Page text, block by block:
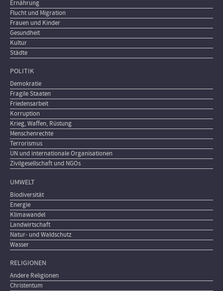
Ernährung
Flucht und Migration
Frauen und Kinder
Gesundheit
Kultur
Städte
POLITIK
Demokratie
Fragile Staaten
Friedensarbeit
Korruption
Krieg, Waffen, Rüstung
Menschenrechte
Terrorismus
UN und internationale Organisationen
Zivilgesellschaft und NGOs
UMWELT
Biodiversität
Energie
Klimawandel
Landwirtschaft
Natur- und Waldschutz
Wasser
RELIGIONEN
Andere Religionen
Christentum